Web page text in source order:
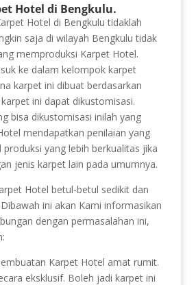
Hotel di Bengkulu.
Hotel di Bengkulu tidaklah
saja di wilayah Bengkulu tidak
memproduksi Karpet Hotel.
ke dalam kelompok karpet
karpet ini dibuat berdasarkan
ini dapat dikustomisasi.
bisa dikustomisasi inilah yang
mendapatkan penilaian yang
produksi yang lebih berkualitas jika
jenis karpet lain pada umumnya.
Hotel betul-betul sedikit dan
ini akan Kami informasikan
dengan permasalahan ini,
Karpet Hotel amat rumit.
eksklusif. Boleh jadi karpet ini